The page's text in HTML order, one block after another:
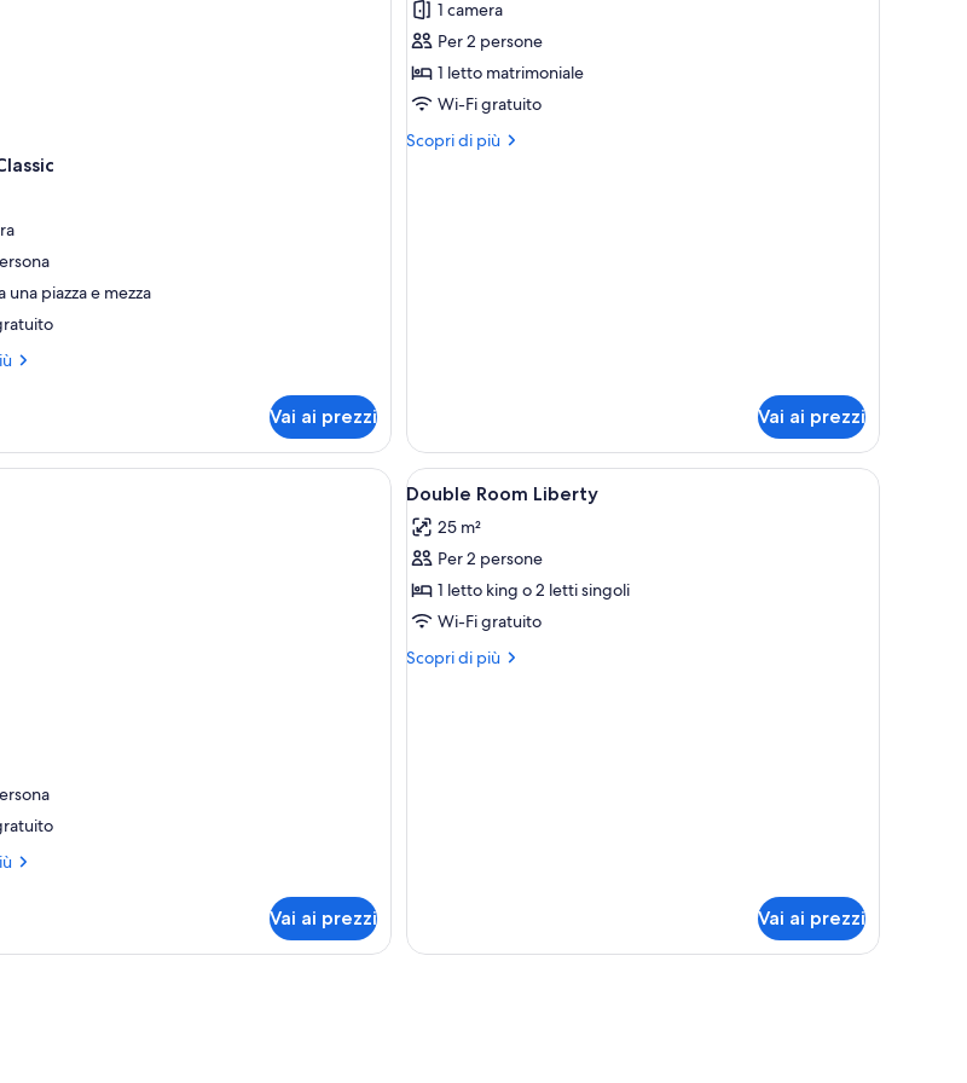
una piazza e mezza
Vai ai prezzi
Doppia
Superior
1 camera
Per 2 persone
1 letto matrimoniale
Wi-Fi gratuito
Scopri di più
Altri
Vai ai prezzi
un comodino, una panca e un quadro raffigurante un ponte al muro.
Vai ai prezzi
Apri
tutte
le
foto
per
Double
Room
Liberty
Biancheria da letto di alta qualità, copriletto
24
Double Room Liberty
25 m²
Per 2 persone
1 letto king o 2 letti singoli
Wi-Fi gratuito
Scopri di più
Altri
Vai ai prezzi